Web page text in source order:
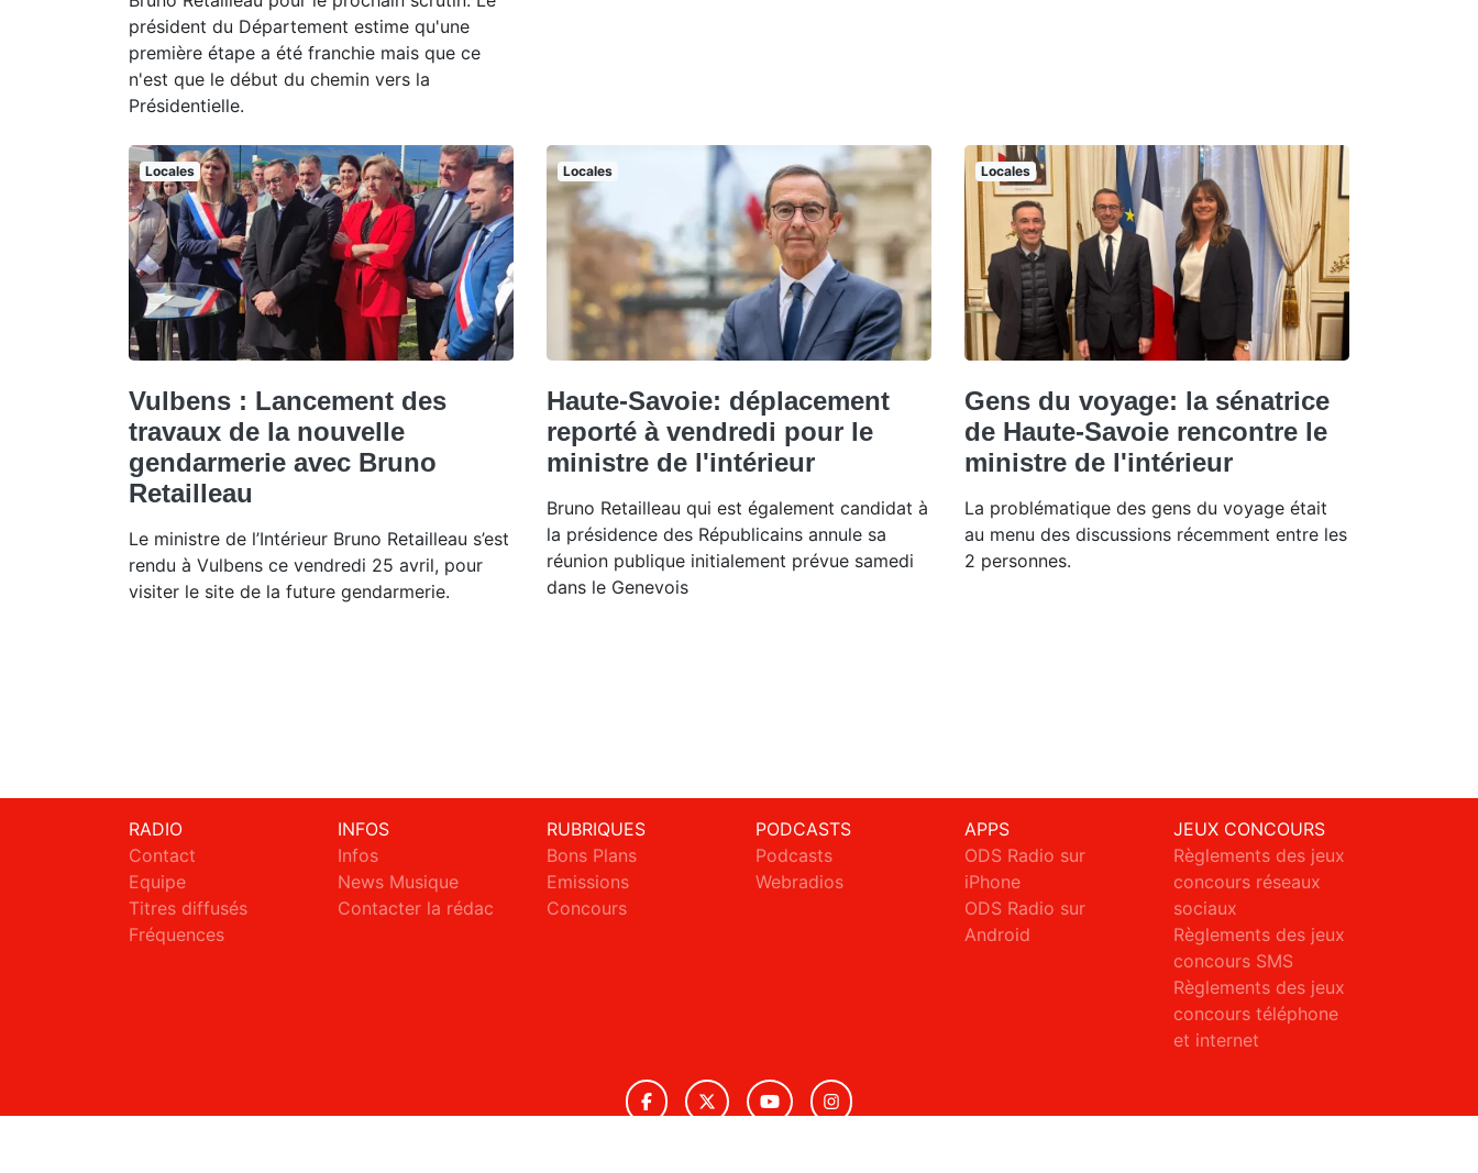
président du Département estime qu'une
première étape a été franchie mais que ce
n'est que le début du chemin vers la
Présidentielle.
Locales
Vulbens : Lancement des
travaux de la nouvelle
gendarmerie avec Bruno
Retailleau
Le ministre de l’Intérieur Bruno Retailleau s’est
rendu à Vulbens ce vendredi 25 avril, pour
visiter le site de la future gendarmerie.
Locales
Haute-Savoie: déplacement
reporté à vendredi pour le
ministre de l'intérieur
Bruno Retailleau qui est également candidat à
la présidence des Républicains annule sa
réunion publique initialement prévue samedi
dans le Genevois
Locales
Gens du voyage: la sénatrice
de Haute-Savoie rencontre le
ministre de l'intérieur
La problématique des gens du voyage était
au menu des discussions récemment entre les
2 personnes.
RADIO
Contact
Equipe
Titres diffusés
Fréquences
INFOS
Infos
News Musique
Contacter la rédac
RUBRIQUES
Bons Plans
Emissions
Concours
PODCASTS
Podcasts
Webradios
APPS
ODS Radio sur
iPhone
ODS Radio sur
Android
JEUX CONCOURS
Règlements des jeux
concours réseaux
sociaux
Règlements des jeux
concours SMS
Règlements des jeux
concours téléphone
et internet